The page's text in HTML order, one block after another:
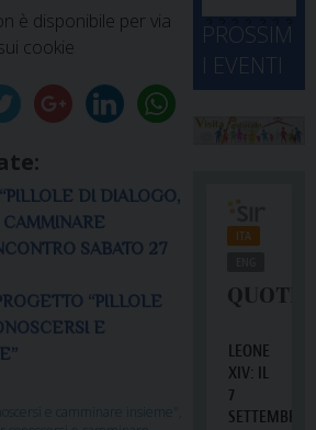
è disponibile per via
cookie
DI DIALOGO,
SABATO 27
“PILLOLE
E
e camminare insieme"
2
4
2
5
2
6
2
7
2
8
2
9
3
0
3
1 1 2 3 4 5 6
PROSSIM
I EVENTI